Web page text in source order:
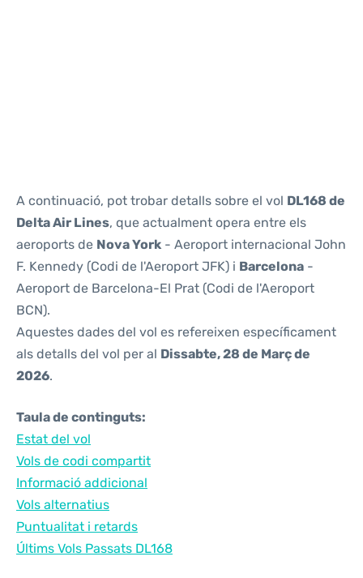
A continuació, pot trobar detalls sobre el vol DL168 de
Delta Air Lines, que actualment opera entre els
aeroports de Nova York - Aeroport internacional John
F. Kennedy (Codi de l'Aeroport JFK) i Barcelona -
Aeroport de Barcelona-El Prat (Codi de l'Aeroport
BCN).
Aquestes dades del vol es refereixen específicament
als detalls del vol per al Dissabte, 28 de Març de
2026.
Taula de continguts:
Estat del vol
Vols de codi compartit
Informació addicional
Vols alternatius
Puntualitat i retards
Últims Vols Passats DL168